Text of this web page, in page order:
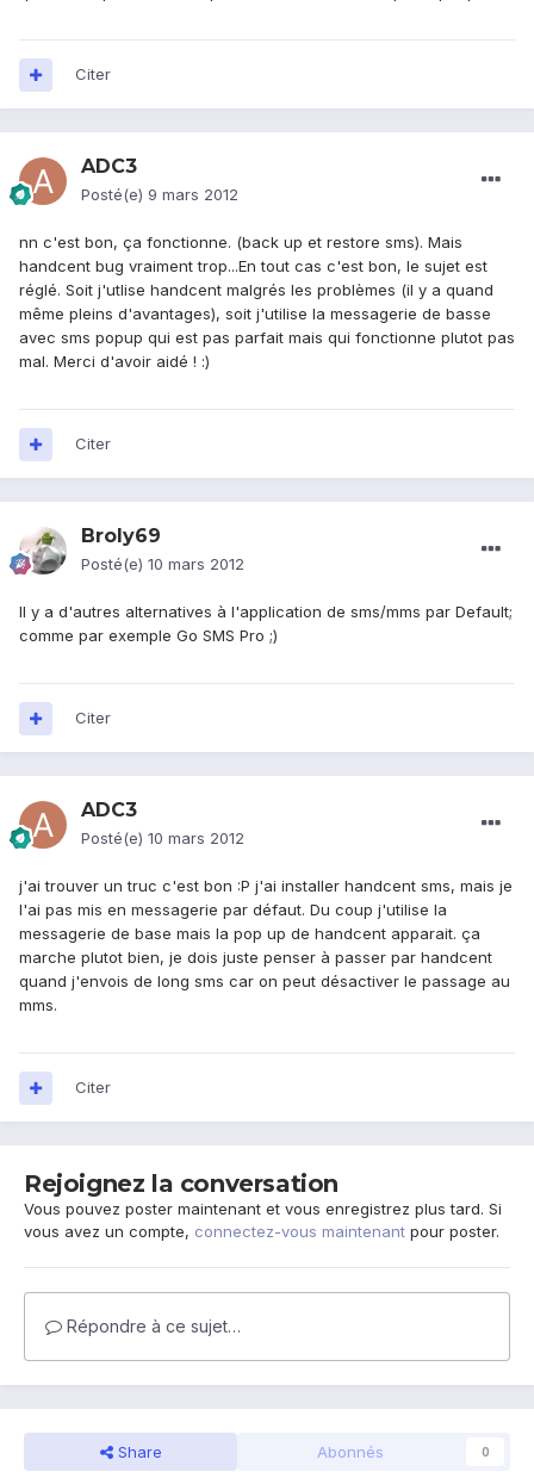
Citer
ADC3
Posté(e) 9 mars 2012
nn c'est bon, ça fonctionne. (back up et restore sms). Mais
handcent bug vraiment trop...En tout cas c'est bon, le sujet est
réglé. Soit j'utlise handcent malgrés les problèmes (il y a quand
même pleins d'avantages), soit j'utilise la messagerie de basse
avec sms popup qui est pas parfait mais qui fonctionne plutot pas
mal. Merci d'avoir aidé ! :)
Citer
Broly69
Posté(e) 10 mars 2012
Il y a d'autres alternatives à l'application de sms/mms par Default;
comme par exemple Go SMS Pro ;)
Citer
ADC3
Posté(e) 10 mars 2012
j'ai trouver un truc c'est bon :P j'ai installer handcent sms, mais je
l'ai pas mis en messagerie par défaut. Du coup j'utilise la
messagerie de base mais la pop up de handcent apparait. ça
marche plutot bien, je dois juste penser à passer par handcent
quand j'envois de long sms car on peut désactiver le passage au
mms.
Citer
Rejoignez la conversation
Vous pouvez poster maintenant et vous enregistrez plus tard. Si
vous avez un compte, connectez-vous maintenant pour poster.
Répondre à ce sujet…
Share Abonnés 0